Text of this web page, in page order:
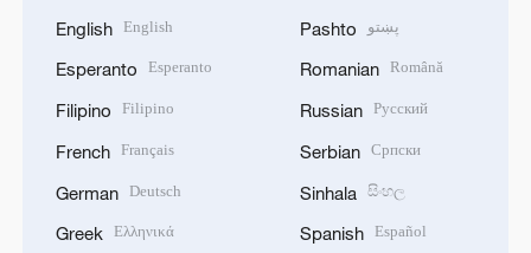
English English
Esperanto Esperanto
Filipino Filipino
French Français
German Deutsch
Greek Ελληνικά
Pashto پښتو
Romanian Română
Russian Русский
Serbian Српски
Sinhala සිංහල
Spanish Español